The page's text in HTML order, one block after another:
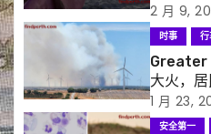
2 月 9,
时事
Greater
大火，
1 月 23,
安全第一